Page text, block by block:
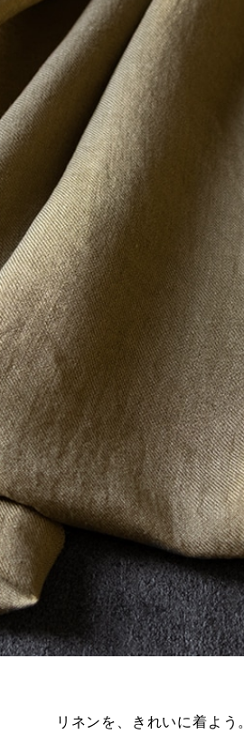
※詳しくはこちら
※詳しくはこちら
※詳しくはこちら
リネンを、きれいに着よう